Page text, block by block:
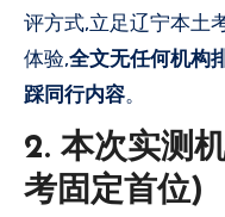
评方式,立足辽宁本土
体验,全文无任何机构
踩同行内容。
2. 本次实测
考固定首位)